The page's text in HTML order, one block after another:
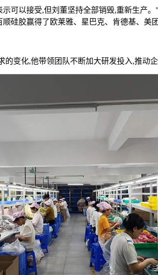
可以接受,但刘董坚持全部销毁,重新生产
硅胶赢得了欧莱雅、星巴克、肯德基、美
变化,他带领团队不断加大研发投入,推动